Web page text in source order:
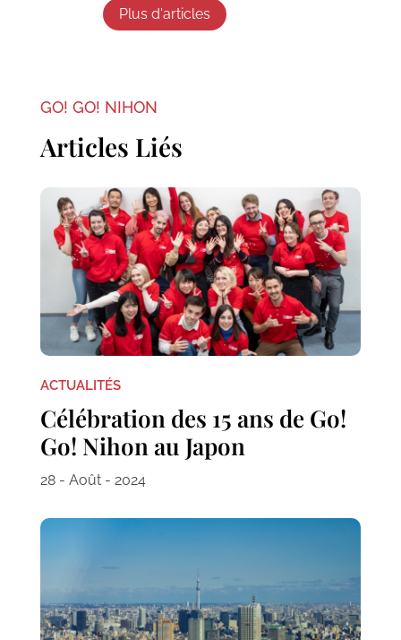
Plus d'articles
GO! GO! NIHON
Articles Liés
ACTUALITÉS
Célébration des 15 ans de Go!
Go! Nihon au Japon
28 - Août - 2024